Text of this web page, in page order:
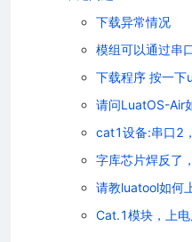
下载异常情况
模组可以通过串
下载程序 按一
请问LuatOS-Air
cat1设备:串口2
字库芯片焊反了
请教luatool如何
Cat.1模块，上